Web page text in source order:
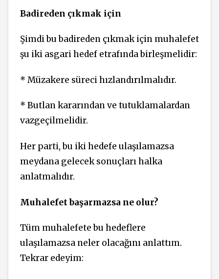
Badireden çıkmak için
Şimdi bu badireden çıkmak için muhalefet
şu iki asgari hedef etrafında birleşmelidir:
* Müzakere süreci hızlandırılmalıdır.
* Butlan kararından ve tutuklamalardan
vazgeçilmelidir.
Her parti, bu iki hedefe ulaşılamazsa
meydana gelecek sonuçları halka
anlatmalıdır.
Muhalefet başarmazsa ne olur?
Tüm muhalefete bu hedeflere
ulaşılamazsa neler olacağını anlattım.
Tekrar edeyim: